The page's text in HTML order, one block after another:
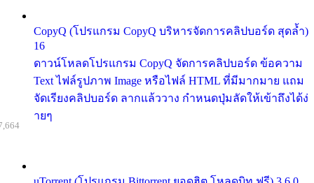
CopyQ (โปรแกรม CopyQ บริหารจัดการคลิปบอร์ด สุดล้ำ)
16
ดาวน์โหลดโปรแกรม CopyQ จัดการคลิปบอร์ด ข้อความ
Text ไฟล์รูปภาพ Image หรือไฟล์ HTML ที่มีมากมาย แถม
จัดเรียงคลิปบอร์ด ลากแล้ววาง กำหนดปุ่มลัดให้เข้าถึงได้ง่
ายๆ